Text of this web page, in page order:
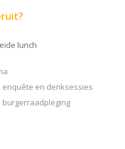
lunch
en denksessies